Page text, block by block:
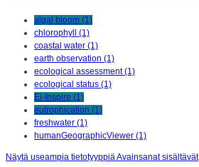
algal bloom (1)
chlorophyll (1)
coastal water (1)
earth observation (1)
ecological assessment (1)
ecological status (1)
Ei-Inspire (1)
eutrophication (1)
freshwater (1)
humanGeographicViewer (1)
Näytä useampia tietotyyppiä Avainsanat sisältävät